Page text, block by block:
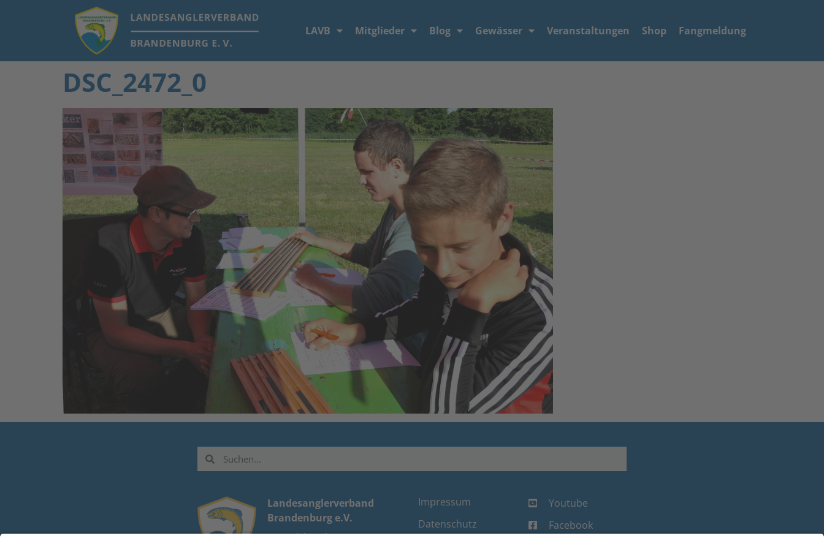
LAVB Mitglieder Blog Gewässer Veranstaltungen Shop Fangmeldung
DSC_2472_0
Landesanglerverband
Brandenburg e.V.
Zum Elsbruch 1
Impressum
Datenschutz
Youtube
Facebook